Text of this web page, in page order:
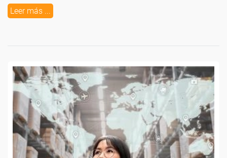
Leer más ...